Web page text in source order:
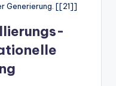
Generierung. [[21]]